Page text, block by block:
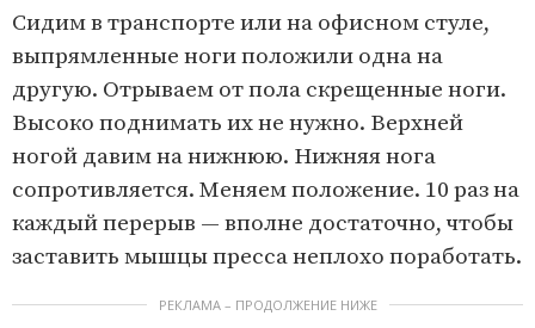
Сидим в транспорте или на офисном стуле,
выпрямленные ноги положили одна на
другую. Отрываем от пола скрещенные ноги.
Высоко поднимать их не нужно. Верхней
ногой давим на нижнюю. Нижняя нога
сопротивляется. Меняем положение. 10 раз на
каждый перерыв — вполне достаточно, чтобы
заставить мышцы пресса неплохо поработать.
РЕКЛАМА – ПРОДОЛЖЕНИЕ НИЖЕ